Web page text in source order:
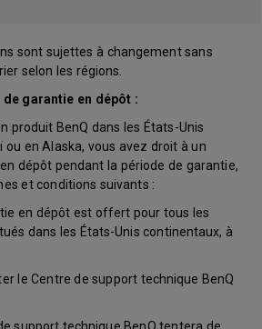
sont sujettes à changement sans
selon les régions.
garantie en dépôt :
produit BenQ dans les États-Unis
ou en Alaska, vous avez droit à un
dépôt pendant la période de garantie,
et conditions suivants :
en dépôt est offert pour tous les
dans les États-Unis continentaux, à
le Centre de support technique BenQ